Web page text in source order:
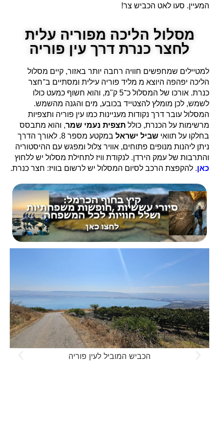
המעיין. סעו לאט הכביש צר!
מסלול הליכה מפוריה עלית
לחצר כנרת דרך עין פוריה
למטיילים שמחפשים חוויה רחבה יותר באזור, קיים מסלול
הליכה יפהפה היוצא מ מליד פוריה עילית ומסתיים ב־חצר
כנרת
. אורכו של המסלול כ־5 ק"מ, והוא חשוף כמעט כולו
לשמש, לכן מומלץ להצטייד בכובע, מים והגנה מהשמש.
המסלול עובר דרך נקודות מעניינות כמו עין פוריה ותצפיות
מרשימות על הכנרת, כולל תצפית נעמי שמר, והוא מתבסס
בחלקו על תוואי שביל ישראל
במקטע מספר 8. לאורך הדרך
ניתן ליהנות מנופים פתוחים, אוויר צלול ומפגש עם ההיסטוריה
והתרבות של עמק הירדן. לנקודת וויז לתחילת מסלול יש ללחוץ
כאן. להקפצת הרכב לסיום המסלול יש לרשום בוויז: חצר כנרת.
הכביש המוביל לעין פוריה